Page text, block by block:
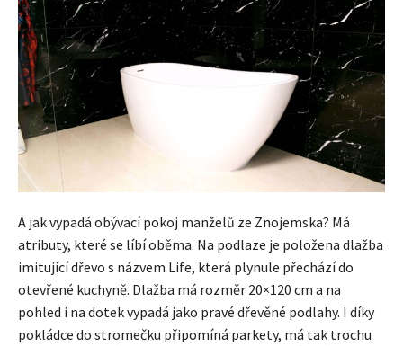
A jak vypadá obývací pokoj manželů ze Znojemska? Má
atributy, které se líbí oběma. Na podlaze je položena dlažba
imitující dřevo s názvem Life, která plynule přechází do
otevřené kuchyně. Dlažba má rozměr 20×120 cm a na
pohled i na dotek vypadá jako pravé dřevěné podlahy. I díky
pokládce do stromečku připomíná parkety, má tak trochu